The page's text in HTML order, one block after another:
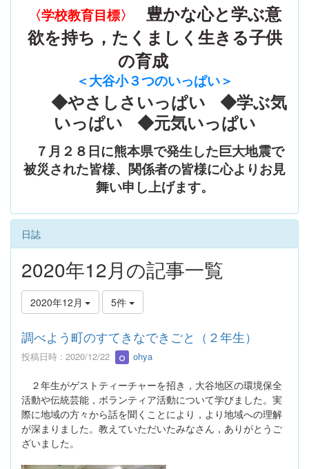
〈学校教育目標〉
豊かな心と学ぶ意
欲を持ち，たくましく生きる子供
の育成
＜大谷小３つのいっぱい＞
◆やさしさいっぱい ◆学ぶ気
いっぱい ◆元気いっぱい
７月２８日に熊本県で発生した巨大地震で
被災された皆様、関係者の皆様に心よりお見
舞い申し上げます。
日誌
2020年12月の記事一覧
2020年12月 5件
調べよう町のすてきなできごと（２年生）
投稿日時 : 2020/12/22 ohya
２年生がゲストティーチャーを招き，大谷地区の環境保全
活動や伝統芸能，ボランティア活動について学びました。実
際に地域の方々から話を聞くことにより，より地域への理解
が深まりました。教えていただいたみなさん，ありがとうご
ざいました。